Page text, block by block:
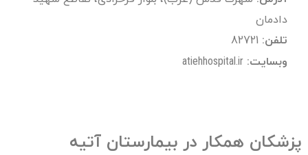
دادمان
تلفن: 82721
وبسایت: atiehhospital.ir
پزشکان همکار در بیمارستان آتیه